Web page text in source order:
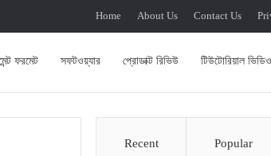
Home About Us Contact Us
ফরমেট সফটওয়্যার প্রোডাক্ট রিভিউ টিউটোরিয়াল ভিডিও
Recent Popular